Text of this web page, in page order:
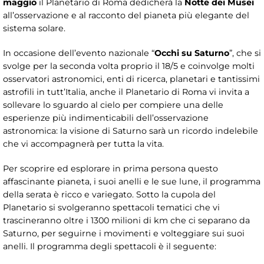
maggio il Planetario di Roma dedicherà la Notte dei Musei
all’osservazione e al racconto del pianeta più elegante del
sistema solare.
In occasione dell’evento nazionale “Occhi su Saturno”, che si
svolge per la seconda volta proprio il 18/5 e coinvolge molti
osservatori astronomici, enti di ricerca, planetari e tantissimi
astrofili in tutt’Italia, anche il Planetario di Roma vi invita a
sollevare lo sguardo al cielo per compiere una delle
esperienze più indimenticabili dell’osservazione
astronomica: la visione di Saturno sarà un ricordo indelebile
che vi accompagnerà per tutta la vita.
Per scoprire ed esplorare in prima persona questo
affascinante pianeta, i suoi anelli e le sue lune, il programma
della serata è ricco e variegato. Sotto la cupola del
Planetario si svolgeranno spettacoli tematici che vi
trascineranno oltre i 1300 milioni di km che ci separano da
Saturno, per seguirne i movimenti e volteggiare sui suoi
anelli. Il programma degli spettacoli è il seguente: